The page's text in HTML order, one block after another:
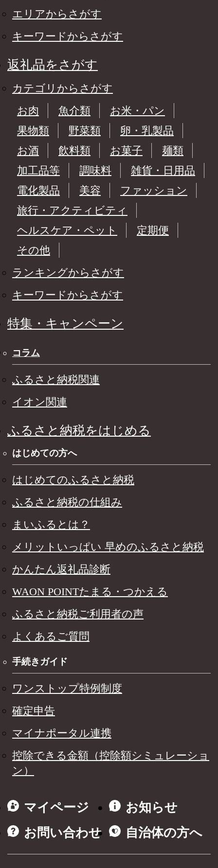
エリアからさがす
キーワードからさがす
返礼品をさがす
カテゴリからさがす
お肉
魚介類
お米・パン
果物類
野菜類
卵・乳製品
お酒
飲料類 お菓子
麺類
加工品等
調味料
雑貨・日用品
電化製品
美容
ファッション
旅行・アクティビティ
ヘルスケア・ペット
定期便
その他
ランキングからさがす
キーワードからさがす
特集・キャンペーン
コラム
ふるさと納税関連
イオン関連
ふるさと納税をはじめる
はじめての方へ
はじめてのふるさと納税
ふるさと納税の仕組み
まいふるとは？
メリットいっぱい 早めのふるさと納税
かんたん返礼品診断
WAON POINTたまる・つかえる
ふるさと納税ご利用者の声
よくあるご質問
手続きガイド
ワンストップ特例制度
確定申告
マイナポータル連携
控除できる金額（控除額シミュレーショ
ン）
マイページ
お知らせ
お問い合わせ
自治体の方へ